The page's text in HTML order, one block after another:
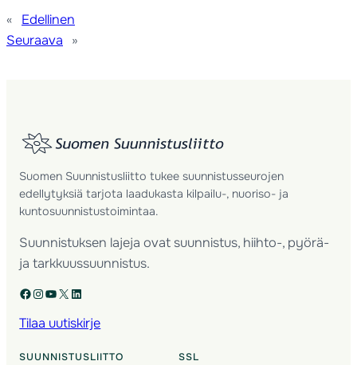
«
Edellinen
Seuraava
»
Suomen Suunnistusliitto tukee suunnistusseurojen
edellytyksiä tarjota laadukasta kilpailu-, nuoriso- ja
kuntosuunnistustoimintaa.
Suunnistuksen lajeja ovat suunnistus, hiihto-, pyörä-
ja tarkkuussuunnistus.
Facebook Instagram YouTube X LinkedIn
Tilaa uutiskirje
SUUNNISTUSLIITTO SSL